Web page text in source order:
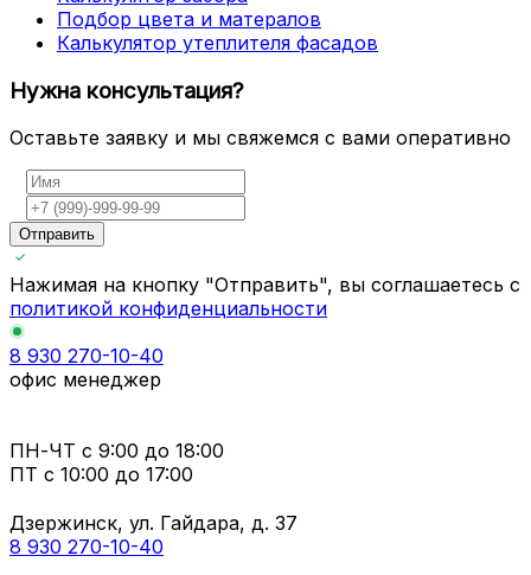
Подбор цвета и матералов
Калькулятор утеплителя фасадов
Нужна консультация?
Оставьте заявку и мы свяжемся с вами оперативно
Отправить
Нажимая на кнопку "Отправить", вы соглашаетесь с
политикой конфиденциальности
8 930 270-10-40
офис менеджер
ПН-ЧТ с 9:00 до 18:00
ПТ с 10:00 до 17:00
Дзержинск, ул. Гайдара, д. 37
8 930 270-10-40